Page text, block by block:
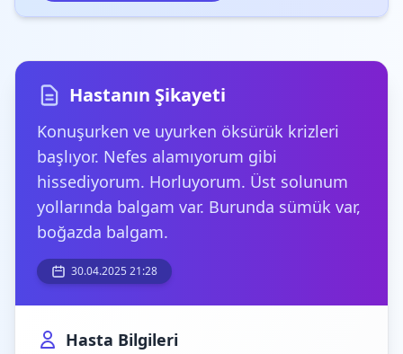
Hastanın Şikayeti
Konuşurken ve uyurken öksürük krizleri
başlıyor. Nefes alamıyorum gibi
hissediyorum. Horluyorum. Üst solunum
yollarında balgam var. Burunda sümük var,
boğazda balgam.
30.04.2025 21:28
Hasta Bilgileri